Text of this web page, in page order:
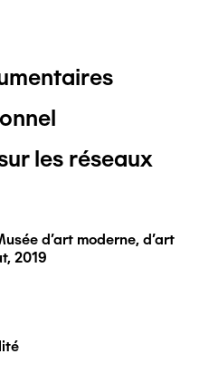
les réseaux
d'art moderne, d'art
2019